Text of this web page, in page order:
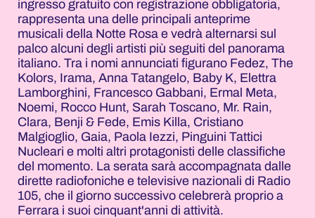
ingresso gratuito con registrazione obbligatoria,
rappresenta una delle principali anteprime
musicali della Notte Rosa e vedrà alternarsi sul
palco alcuni degli artisti più seguiti del panorama
italiano. Tra i nomi annunciati figurano Fedez, The
Kolors, Irama, Anna Tatangelo, Baby K, Elettra
Lamborghini, Francesco Gabbani, Ermal Meta,
Noemi, Rocco Hunt, Sarah Toscano, Mr. Rain,
Clara, Benji & Fede, Emis Killa, Cristiano
Malgioglio, Gaia, Paola Iezzi, Pinguini Tattici
Nucleari e molti altri protagonisti delle classifiche
del momento. La serata sarà accompagnata dalle
dirette radiofoniche e televisive nazionali di Radio
105, che il giorno successivo celebrerà proprio a
Ferrara i suoi cinquant'anni di attività.